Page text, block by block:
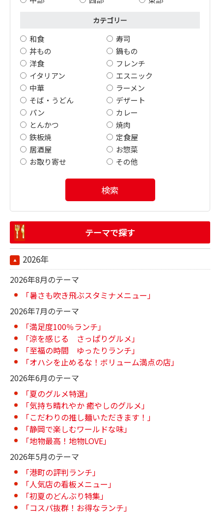
カテゴリー
和食
寿司
丼もの
鍋もの
洋食
フレンチ
イタリアン
エスニック
中華
ラーメン
そば・うどん
デザート
パン
カレー
とんかつ
焼肉
鉄板焼
定食屋
居酒屋
お惣菜
お取り寄せ
その他
検索
テーマで探す
2026年
2026年8月のテーマ
「暑さも吹き飛ぶスタミナメニュー」
2026年7月のテーマ
「満足度100％ランチ」
「涼を感じる さっぱりグルメ」
「至福の時間 ゆったりランチ」
「オハシを止めるな！ボリューム満点の店」
2026年6月のテーマ
「夏のグルメ特選」
「気持ち晴れやか 癒やしのグルメ」
「こだわりの推し麺いただきます！」
「静岡で楽しむワールドな味」
「地物最高！地物LOVE」
2026年5月のテーマ
「港町の評判ランチ」
「人気店の看板メニュー」
「初夏のどんぶり特集」
「コスパ抜群！お得なランチ」